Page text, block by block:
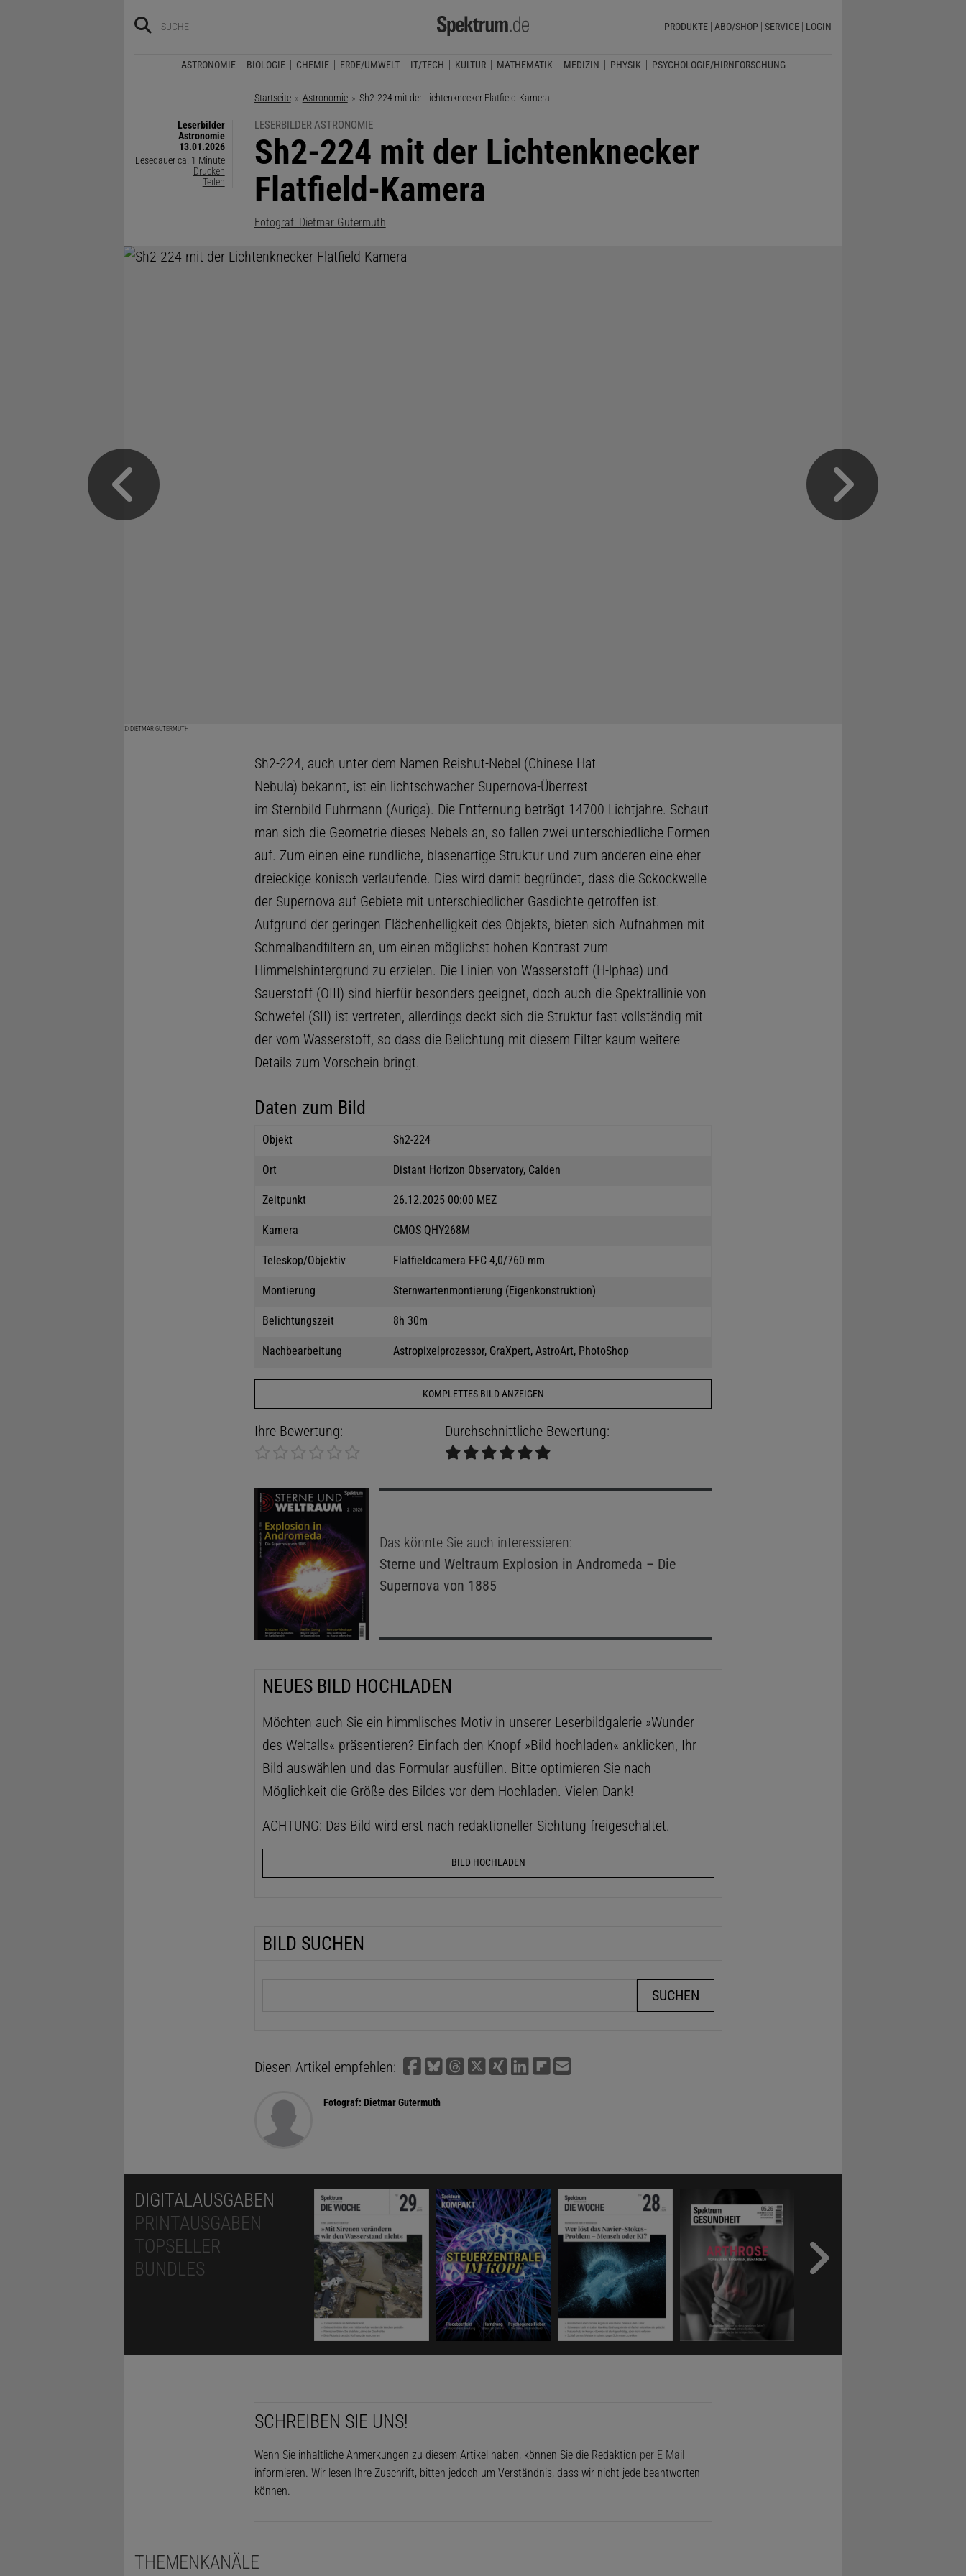
PRODUKTE ABO/SHOP SERVICE LOGIN
ASTRONOMIE BIOLOGIE CHEMIE ERDE/UMWELT IT/TECH KULTUR MATHEMATIK MEDIZIN PHYSIK PSYCHOLOGIE/HIRNFORSCHUNG
Startseite Astronomie Aktuelle Seite:
Sh2-224 mit der Lichtenknecker Flatfield-Kamera
Leserbilder
Astronomie
13.01.2026
Lesedauer ca. 1 Minute
Drucken
Teilen
LESERBILDER ASTRONOMIE
:
Sh2-224 mit der Lichtenknecker
Flatfield-Kamera
Fotograf: Dietmar Gutermuth
© DIETMAR GUTERMUTH
Sh2-224, auch unter dem Namen Reishut-Nebel (Chinese Hat
Nebula) bekannt, ist ein lichtschwacher Supernova-Überrest
im Sternbild Fuhrmann (Auriga). Die Entfernung beträgt 14700 Lichtjahre. Schaut
man sich die Geometrie dieses Nebels an, so fallen zwei unterschiedliche Formen
auf. Zum einen eine rundliche, blasenartige Struktur und zum anderen eine eher
dreieckige konisch verlaufende. Dies wird damit begründet, dass die Sckockwelle
der Supernova auf Gebiete mit unterschiedlicher Gasdichte getroffen ist.
Aufgrund der geringen Flächenhelligkeit des Objekts, bieten sich Aufnahmen mit
Schmalbandfiltern an, um einen möglichst hohen Kontrast zum
Himmelshintergrund zu erzielen. Die Linien von Wasserstoff (H-lphaa) und
Sauerstoff (OIII) sind hierfür besonders geeignet, doch auch die Spektrallinie von
Schwefel (SII) ist vertreten, allerdings deckt sich die Struktur fast vollständig mit
der vom Wasserstoff, so dass die Belichtung mit diesem Filter kaum weitere
Details zum Vorschein bringt.
Daten zum Bild
Objekt Sh2-224
Ort Distant Horizon Observatory, Calden
Zeitpunkt 26.12.2025 00:00 MEZ
Kamera CMOS QHY268M
Teleskop/Objektiv Flatfieldcamera FFC 4,0/760 mm
Montierung Sternwartenmontierung (Eigenkonstruktion)
Belichtungszeit 8h 30m
Nachbearbeitung Astropixelprozessor, GraXpert, AstroArt, PhotoShop
KOMPLETTES BILD ANZEIGEN
Ihre Bewertung: Durchschnittliche Bewertung:
Das könnte Sie auch interessieren:
Sterne und Weltraum Explosion in Andromeda – Die
Supernova von 1885
NEUES BILD HOCHLADEN
Möchten auch Sie ein himmlisches Motiv in unserer Leserbildgalerie »Wunder
des Weltalls« präsentieren? Einfach den Knopf »Bild hochladen« anklicken, Ihr
Bild auswählen und das Formular ausfüllen. Bitte optimieren Sie nach
Möglichkeit die Größe des Bildes vor dem Hochladen. Vielen Dank!
ACHTUNG: Das Bild wird erst nach redaktioneller Sichtung freigeschaltet.
BILD HOCHLADEN
BILD SUCHEN
Diesen Artikel empfehlen:
Fotograf: Dietmar Gutermuth
DIGITALAUSGABEN
PRINTAUSGABEN
TOPSELLER
BUNDLES
SCHREIBEN SIE UNS!
Wenn Sie inhaltliche Anmerkungen zu diesem Artikel haben, können Sie die Redaktion per E-Mail
informieren. Wir lesen Ihre Zuschrift, bitten jedoch um Verständnis, dass wir nicht jede beantworten
können.
THEMENKANÄLE